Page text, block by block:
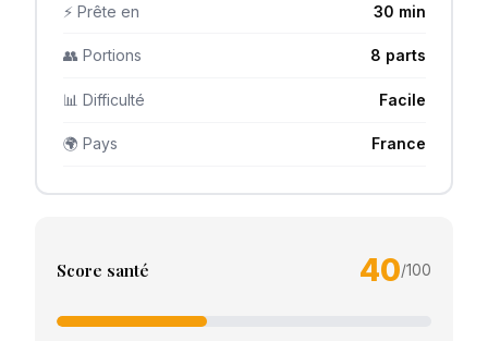
⚡ Prête en 30 min
👥 Portions 8 parts
📊 Difficulté Facile
🌍 Pays France
Score santé 40/100